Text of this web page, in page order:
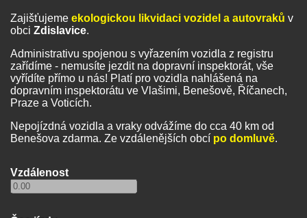
Zajišťujeme ekologickou likvidaci vozidel a autovraků v
obci Zdislavice.
Administrativu spojenou s vyřazením vozidla z registru
zařídíme - nemusíte jezdit na dopravní inspektorát, vše
vyřídíte přímo u nás! Platí pro vozidla nahlášená na
dopravním inspektorátu ve Vlašimi, Benešově, Říčanech,
Praze a Voticích.
Nepojízdná vozidla a vraky odvážíme do cca 40 km od
Benešova zdarma. Ze vzdálenějších obcí po domluvě.
Vzdálenost